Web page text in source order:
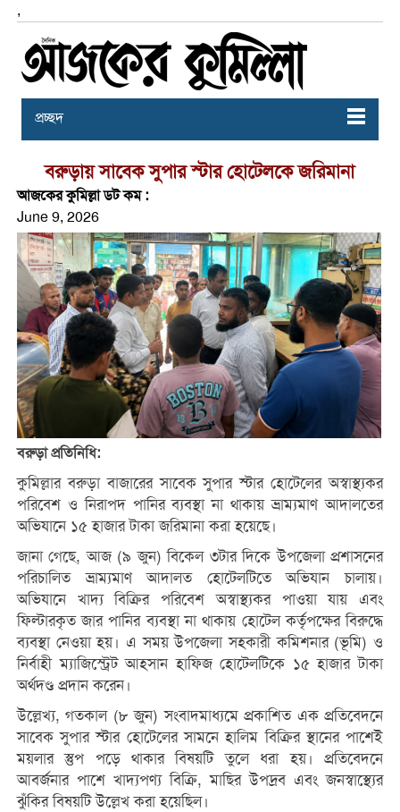
,
প্রচ্ছদ
বরুড়ায় সাবেক সুপার স্টার হোটেলকে জরিমানা
আজকের কুমিল্লা ডট কম :
June 9, 2026
বরুড়া প্রতিনিধি:
কুমিল্লার বরুড়া বাজারের সাবেক সুপার স্টার হোটেলের অস্বাস্থ্যকর
পরিবেশ ও নিরাপদ পানির ব্যবস্থা না থাকায় ভ্রাম্যমাণ আদালতের
অভিযানে ১৫ হাজার টাকা জরিমানা করা হয়েছে।
জানা গেছে, আজ (৯ জুন) বিকেল ৩টার দিকে উপজেলা প্রশাসনের
পরিচালিত ভ্রাম্যমাণ আদালত হোটেলটিতে অভিযান চালায়।
অভিযানে খাদ্য বিক্রির পরিবেশ অস্বাস্থ্যকর পাওয়া যায় এবং
ফিল্টারকৃত জার পানির ব্যবস্থা না থাকায় হোটেল কর্তৃপক্ষের বিরুদ্ধে
ব্যবস্থা নেওয়া হয়। এ সময় উপজেলা সহকারী কমিশনার (ভূমি) ও
নির্বাহী ম্যাজিস্ট্রেট আহসান হাফিজ হোটেলটিকে ১৫ হাজার টাকা
অর্থদণ্ড প্রদান করেন।
উল্লেখ্য, গতকাল (৮ জুন) সংবাদমাধ্যমে প্রকাশিত এক প্রতিবেদনে
সাবেক সুপার স্টার হোটেলের সামনে হালিম বিক্রির স্থানের পাশেই
ময়লার স্তুপ পড়ে থাকার বিষয়টি তুলে ধরা হয়। প্রতিবেদনে
আবর্জনার পাশে খাদ্যপণ্য বিক্রি, মাছির উপদ্রব এবং জনস্বাস্থ্যের
ঝুঁকির বিষয়টি উল্লেখ করা হয়েছিল।